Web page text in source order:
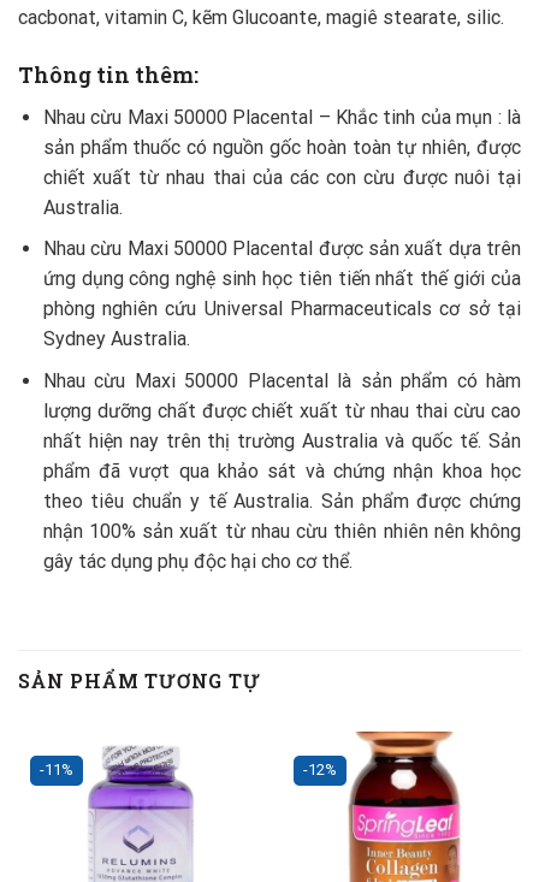
cacbonat, vitamin C, kẽm Glucoante, magiê stearate, silic.
Thông tin thêm:
Nhau cừu Maxi 50000 Placental – Khắc tinh của mụn : là
sản phẩm thuốc có nguồn gốc hoàn toàn tự nhiên, được
chiết xuất từ nhau thai của các con cừu được nuôi tại
Australia.
Nhau cừu Maxi 50000 Placental được sản xuất dựa trên
ứng dụng công nghệ sinh học tiên tiến nhất thế giới của
phòng nghiên cứu Universal Pharmaceuticals cơ sở tại
Sydney Australia.
Nhau cừu Maxi 50000 Placental là sản phẩm có hàm
lượng dưỡng chất được chiết xuất từ nhau thai cừu cao
nhất hiện nay trên thị trường Australia và quốc tế. Sản
phẩm đã vượt qua khảo sát và chứng nhận khoa học
theo tiêu chuẩn y tế Australia. Sản phẩm được chứng
nhận 100% sản xuất từ nhau cừu thiên nhiên nên không
gây tác dụng phụ độc hại cho cơ thể.
SẢN PHẨM TƯƠNG TỰ
-11% -12%